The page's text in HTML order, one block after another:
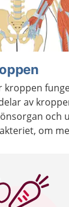
kroppen
av
och
om